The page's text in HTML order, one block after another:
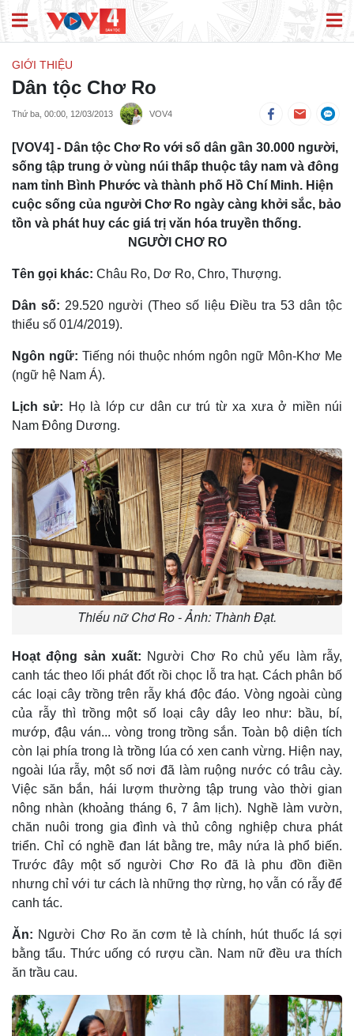
GIỚI THIỆU
Dân tộc Chơ Ro
Thứ ba, 00:00, 12/03/2013 VOV4
[VOV4] - Dân tộc Chơ Ro với số dân gần 30.000 người,
sống tập trung ở vùng núi thấp thuộc tây nam và đông
nam tỉnh Bình Phước và thành phố Hồ Chí Minh. Hiện
cuộc sống của người Chơ Ro ngày càng khởi sắc, bảo
tồn và phát huy các giá trị văn hóa truyền thống.
NGƯỜI CHƠ RO
Tên gọi khác: Châu Ro, Dơ Ro, Chro, Thượng.
Dân số: 29.520 người (Theo số liệu Điều tra 53 dân tộc
thiểu số 01/4/2019).
Ngôn ngữ: Tiếng nói thuộc nhóm ngôn ngữ Môn-Khơ Me
(ngữ hệ Nam Á).
Lịch sử: Họ là lớp cư dân cư trú từ xa xưa ở miền núi
Nam Ðông Dương.
Thiếu nữ Chơ Ro - Ảnh: Thành Đạt.
Hoạt động sản xuất: Người Chơ Ro chủ yếu làm rẫy,
canh tác theo lối phát đốt rồi chọc lỗ tra hạt. Cách phân bố
các loại cây trồng trên rẫy khá độc đáo. Vòng ngoài cùng
của rẫy thì trồng một số loại cây dây leo như: bầu, bí,
mướp, đậu ván... vòng trong trồng sắn. Toàn bộ diện tích
còn lại phía trong là trồng lúa có xen canh vừng. Hiện nay,
ngoài lúa rẫy, một số nơi đã làm ruộng nước có trâu cày.
Việc săn bắn, hái lượm thường tập trung vào thời gian
nông nhàn (khoảng tháng 6, 7 âm lịch). Nghề làm vườn,
chăn nuôi trong gia đình và thủ công nghiệp chưa phát
triển. Chỉ có nghề đan lát bằng tre, mây nứa là phổ biến.
Trước đây một số người Chơ Ro đã là phu đồn điền
nhưng chỉ với tư cách là những thợ rừng, họ vẫn có rẫy để
canh tác.
Ăn: Người Chơ Ro ăn cơm tẻ là chính, hút thuốc lá sợi
bằng tẩu. Thức uống có rượu cần. Nam nữ đều ưa thích
ăn trầu cau.